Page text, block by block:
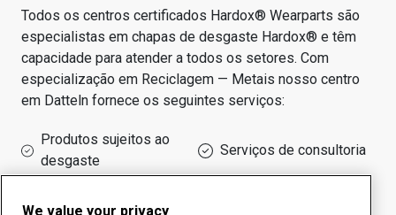
Todos os centros certificados Hardox® Wearparts são
especialistas em chapas de desgaste Hardox® e têm
capacidade para atender a todos os setores. Com
especialização em Reciclagem — Metais nosso centro
em Datteln fornece os seguintes serviços:
Produtos sujeitos ao
desgaste
Serviços de consultoria
de funcionamento
We value your privacy